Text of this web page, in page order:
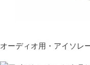
オーディオ用・アイソレ